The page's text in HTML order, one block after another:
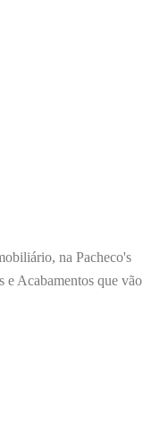
na Pacheco's
e Acabamentos que vão